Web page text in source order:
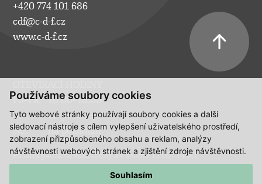
Používáme soubory cookies
Tyto webové stránky používají soubory cookies a další
sledovací nástroje s cílem vylepšení uživatelského prostředí,
zobrazení přizpůsobeného obsahu a reklam, analýzy
návštěvnosti webových stránek a zjištění zdroje návštěvnosti.
Souhlasím
+420 774 101 686
cdf@c-d-f.cz
www.c-d-f.cz
Po–Pá:
10.00–18.00
So:
na požádání
Ne:
na požádání
Polední pauza ve všední dny a v sobotu 13:00 - 14:00.